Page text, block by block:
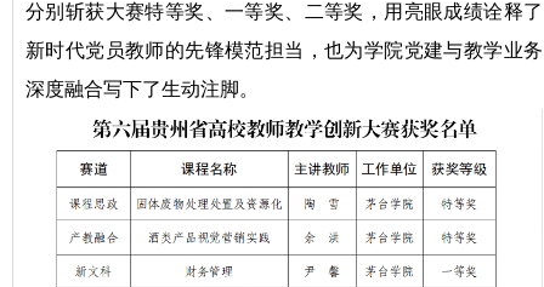
分别斩获大赛特等奖、一等奖、二等奖，用亮眼成绩诠释了
新时代党员教师的先锋模范担当，也为学院党建与教学业务
深度融合写下了生动注脚。